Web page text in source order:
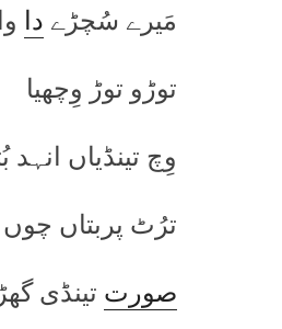
مَیرے سُچڑے دا
توڑو توڑ وِچھیا
وِچ تینڈیاں انہد
ترُٹ پربتاں چوں
صورت تینڈی